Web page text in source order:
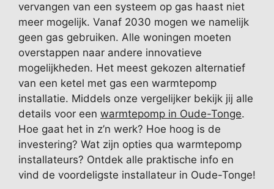
vervangen van een systeem op gas haast niet
meer mogelijk. Vanaf 2030 mogen we namelijk
geen gas gebruiken. Alle woningen moeten
overstappen naar andere innovatieve
mogelijkheden. Het meest gekozen alternatief
van een ketel met gas een warmtepomp
installatie. Middels onze vergelijker bekijk jij alle
details voor een warmtepomp in Oude-Tonge.
Hoe gaat het in z’n werk? Hoe hoog is de
investering? Wat zijn opties qua warmtepomp
installateurs? Ontdek alle praktische info en
vind de voordeligste installateur in Oude-Tonge!